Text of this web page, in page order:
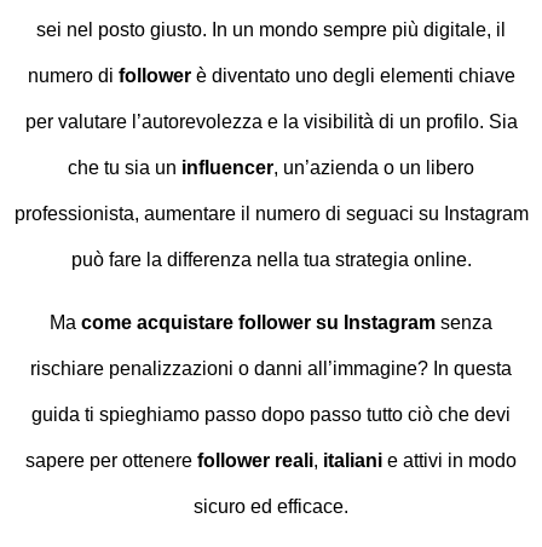
sei nel posto giusto. In un mondo sempre più digitale, il
numero di followerè diventato uno degli elementi chiave
per valutare l’autorevolezza e la visibilità di un profilo. Sia
che tu sia un influencer, un’azienda o un libero
professionista, aumentare il numero di seguaci su Instagram
può fare la differenza nella tua strategia online.
Ma come acquistare follower su Instagram senza
rischiare penalizzazioni o danni all’immagine? In questa
guida ti spieghiamo passo dopo passo tutto ciò che devi
sapere per ottenere follower reali, italiani e attivi in modo
sicuro ed efficace.